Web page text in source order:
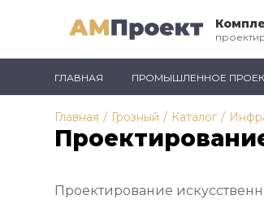
ГЛАВНАЯ ПРОМЫШЛЕННОЕ
Главная / Грозный / Каталог /
Проектирование